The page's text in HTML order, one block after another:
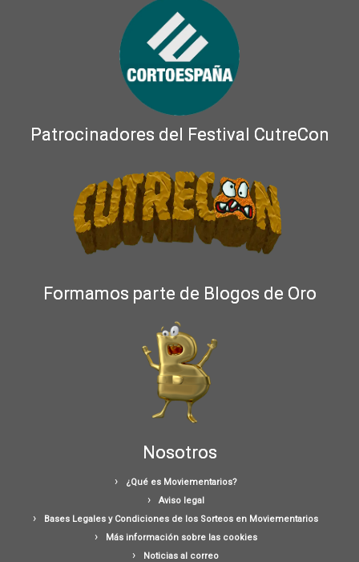
Patrocinadores del Festival CutreCon
Formamos parte de Blogos de Oro
Nosotros
¿Qué es Moviementarios?
Aviso legal
Bases Legales y Condiciones de los Sorteos en Moviementarios
Más información sobre las cookies
Noticias al correo